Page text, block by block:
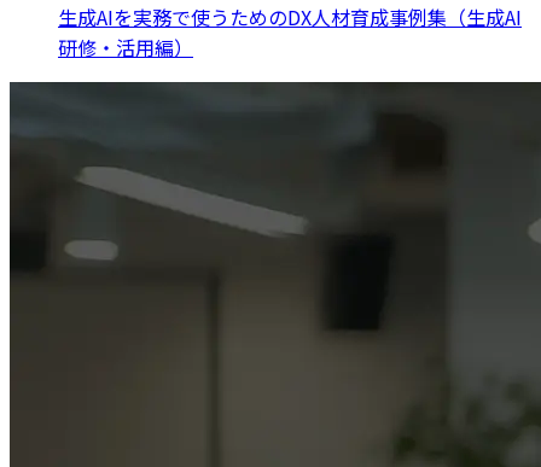
生成AIを実務で使うためのDX人材育成事例集（生成AI
研修・活用編）